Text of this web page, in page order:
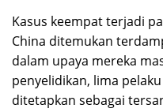
Kasus keempat terjadi
China ditemukan
dalam upaya mereka
penyelidikan, lima
ditetapkan sebagai